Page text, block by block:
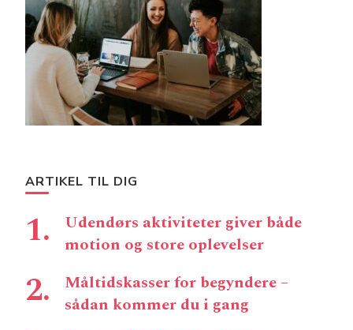
ARTIKEL TIL DIG
Udendørs aktiviteter giver både
motion og store oplevelser
Måltidskasser for begyndere –
sådan kommer du i gang